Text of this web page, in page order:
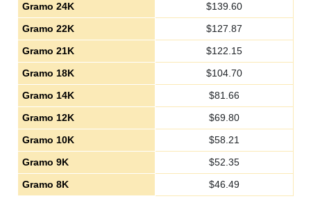
Gramo 24K
$139.60
Gramo 22K
$127.87
Gramo 21K
$122.15
Gramo 18K
$104.70
Gramo 14K
$81.66
Gramo 12K
$69.80
Gramo 10K
$58.21
Gramo 9K
$52.35
Gramo 8K
$46.49